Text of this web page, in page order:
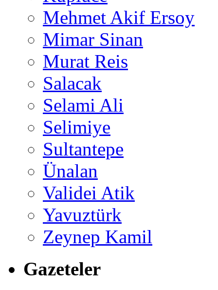
Mehmet Akif Ersoy
Mimar Sinan
Murat Reis
Salacak
Selami Ali
Selimiye
Sultantepe
Ünalan
Validei Atik
Yavuztürk
Zeynep Kamil
Gazeteler